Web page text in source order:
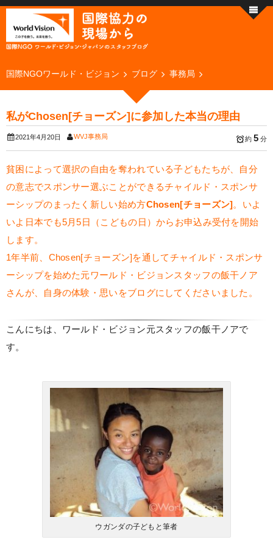
国際NGOワールド・ビジョン ブログ 事務局
私がChosen[チョーズン]に参加した本当の理由
2021年4月20日 WVJ事務局 約 5 分
貧困によって選択の自由を奪われている子どもたちが、自分
の意志でスポンサー選ぶことができるチャイルド・スポンサ
ーシップのまったく新しい始め方Chosen[チョーズン]。いよ
いよ日本でも5月5日（こどもの日）からお申込み受付を開始
します。
1年半前、Chosen[チョーズン]を通してチャイルド・スポンサ
ーシップを始めた元ワールド・ビジョンスタッフの飯干ノア
さんが、自身の体験・思いをブログにしてくださいました。
こんにちは、ワールド・ビジョン元スタッフの飯干ノアで
す。
ウガンダの子どもと筆者